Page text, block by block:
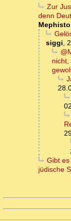
Zur
denn
siggi,
nicht,
Gibt
jüdische